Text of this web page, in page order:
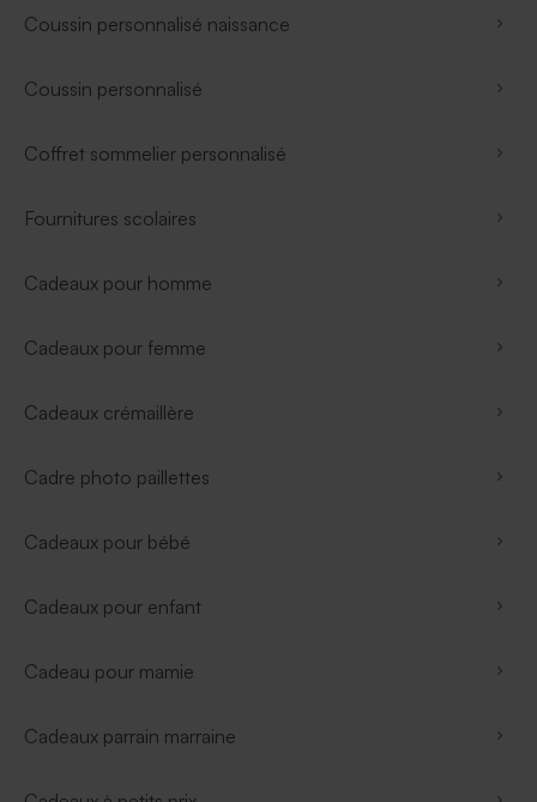
Coussin personnalisé naissance
Coussin personnalisé
Coffret sommelier personnalisé
Fournitures scolaires
Cadeaux pour homme
Cadeaux pour femme
Cadeaux crémaillère
Cadre photo paillettes
Cadeaux pour bébé
Cadeaux pour enfant
Cadeau pour mamie
Cadeaux parrain marraine